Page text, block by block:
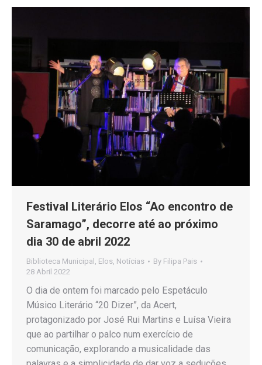
Festival Literário Elos “Ao encontro de
Saramago”, decorre até ao próximo
dia 30 de abril 2022
Biblioteca Municipal Elos Notícias By Filipa Pais
28 Abril 2022
O dia de ontem foi marcado pelo Espetáculo
Músico Literário “20 Dizer”, da Acert,
protagonizado por José Rui Martins e Luísa Vieira
que ao partilhar o palco num exercício de
comunicação, explorando a musicalidade das